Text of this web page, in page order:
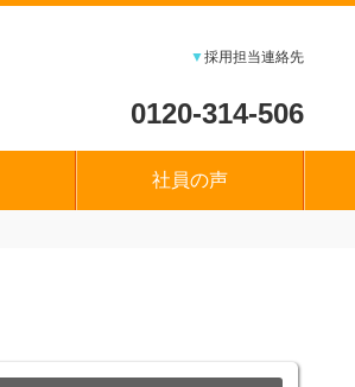
▼採用担当連絡先
0120-314-506
社員の声